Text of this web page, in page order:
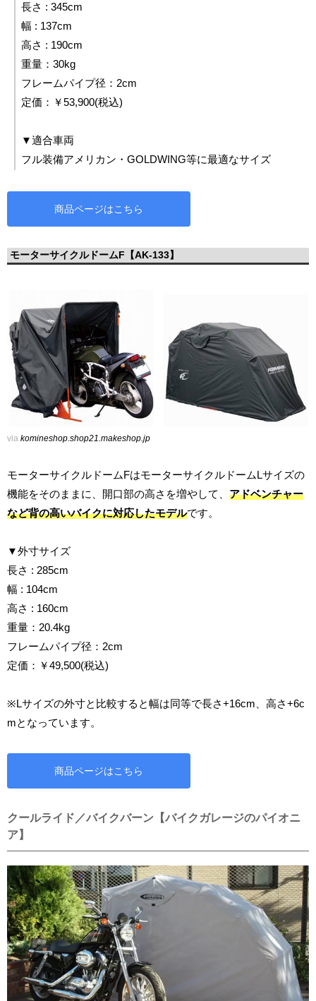
長さ : 345cm
幅 : 137cm
高さ : 190cm
重量：30kg
フレームパイプ径：2cm
定価：￥53,900(税込)
▼適合車両
フル装備アメリカン・GOLDWING等に最適なサイズ
商品ページはこちら
モーターサイクルドームF【AK-133】
via komineshop.shop21.makeshop.jp
モーターサイクルドームFはモーターサイクルドームLサイズの
機能をそのままに、開口部の高さを増やして、 アドベンチャー
など背の高いバイクに対応したモデルです。
▼外寸サイズ
長さ : 285cm
幅 : 104cm
高さ : 160cm
重量：20.4kg
フレームパイプ径：2cm
定価：￥49,500(税込)
※Lサイズの外寸と比較すると幅は同等で長さ+16cm、高さ+6c
mとなっています。
商品ページはこちら
クールライド／バイクバーン【バイクガレージのパイオニ
ア】